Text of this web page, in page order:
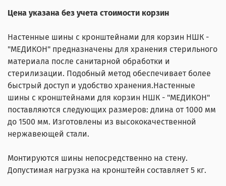
Цена указана без учета стоимости корзин
Настенные шины с кронштейнами для корзин НШК -
"МЕДИКОН" предназначены для хранения стерильного
материала после санитарной обработки и
стерилизации. Подобный метод обеспечивает более
быстрый доступ и удобство хранения.Настенные
шины с кронштейнами для корзин НШК - "МЕДИКОН"
поставляются следующих размеров: длина от 1000 мм
до 1500 мм. Изготовлены из высококачественной
нержавеющей стали.
Монтируются шины непосредственно на стену.
Допустимая нагрузка на кронштейн составляет 5 кг.